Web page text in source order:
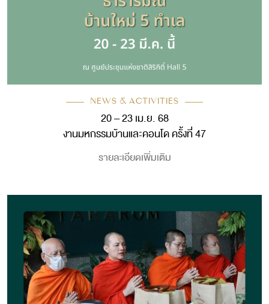
NEWS & ACTIVITIES
20 – 23 เม.ย. 68
งานมหกรรมบ้านและคอนโด ครั้งที่ 47
รายละเอียดเพิ่มเติม